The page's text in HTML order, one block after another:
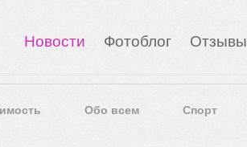
Новости Фотоблог Отзывы
Обо всем Спорт